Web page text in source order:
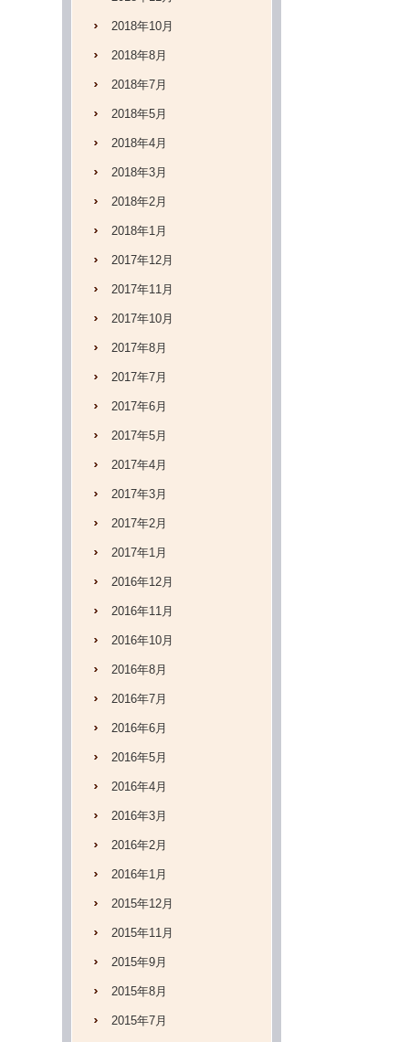
2018年10月
2018年8月
2018年7月
2018年5月
2018年4月
2018年3月
2018年2月
2018年1月
2017年12月
2017年11月
2017年10月
2017年8月
2017年7月
2017年6月
2017年5月
2017年4月
2017年3月
2017年2月
2017年1月
2016年12月
2016年11月
2016年10月
2016年8月
2016年7月
2016年6月
2016年5月
2016年4月
2016年3月
2016年2月
2016年1月
2015年12月
2015年11月
2015年9月
2015年8月
2015年7月